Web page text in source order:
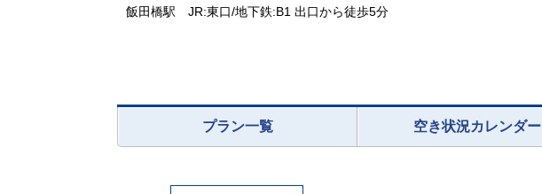
飯田橋駅 JR:東口/地下鉄:B1 出口から徒歩5分
プラン一覧 空き状況カレンダー